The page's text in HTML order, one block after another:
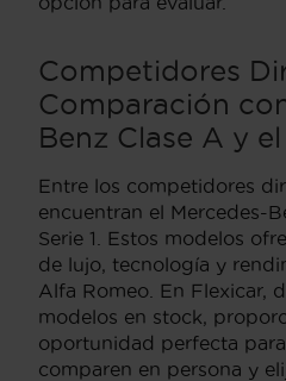
Competidores
Comparación
Benz Clase A y
Entre los competidores
encuentran el Mercedes-
Serie 1. Estos modelos
de lujo, tecnología y
Alfa Romeo. En Flexicar,
modelos en stock,
oportunidad perfecta
comparen en persona y